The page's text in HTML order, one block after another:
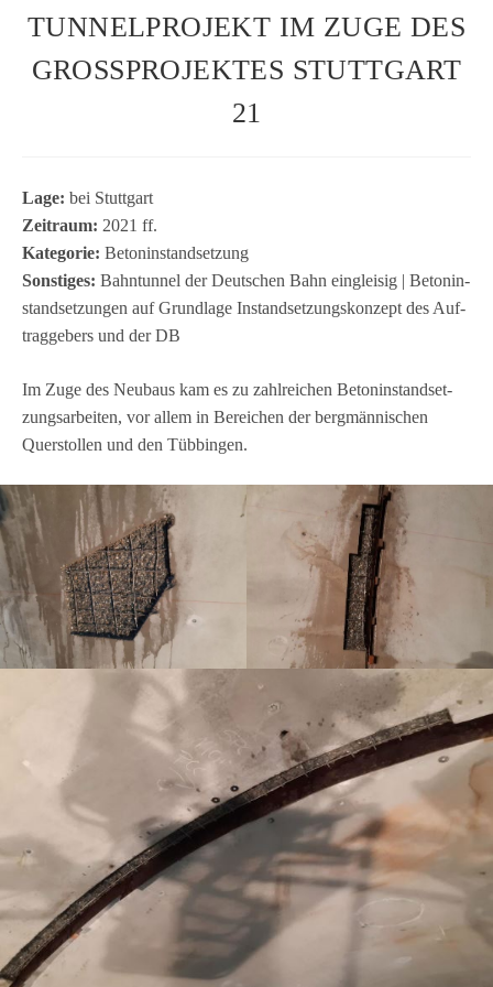
TUNNELPROJEKT IM ZUGE DES
GROSSPROJEKTES STUTTGART
21
Lage: bei Stutt­gart
Zeit­raum: 2021 ff.
Kate­go­rie: Beton­in­stand­set­zung
Sons­ti­ges: Bahn­tun­nel der Deut­schen Bahn ein­glei­sig | Beton­in­
stand­set­zun­gen auf Grund­lage Instand­set­zungs­kon­zept des Auf­
trag­ge­bers und der DB
Im Zuge des Neu­baus kam es zu zahl­rei­chen Beton­in­stand­set­
zungs­ar­bei­ten, vor allem in Berei­chen der berg­män­ni­schen
Quer­stol­len und den Tübbingen.